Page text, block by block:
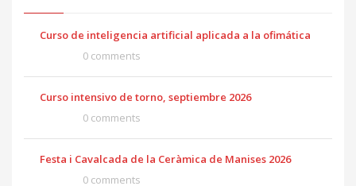
Curso de inteligencia artificial aplicada a la ofimática
0 comments
Curso intensivo de torno, septiembre 2026
0 comments
Festa i Cavalcada de la Ceràmica de Manises 2026
0 comments